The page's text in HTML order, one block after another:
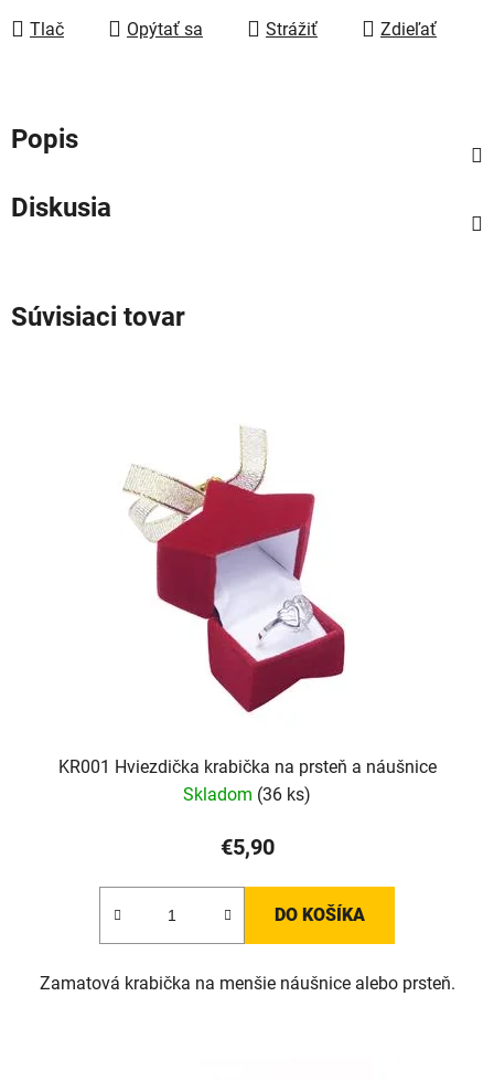
Tlač Opýtať sa Strážiť Zdieľať
Popis
Diskusia
Súvisiaci tovar
KR001 Hviezdička krabička na prsteň a náušnice
Skladom (36 ks)
€5,90
DO KOŠÍKA
Zamatová krabička na menšie náušnice alebo prsteň.